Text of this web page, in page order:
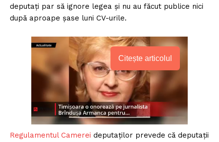
deputați par să ignore legea și nu au făcut publice nici
după aproape șase luni CV-urile.
Citește articolul
Regulamentul Camerei deputaților prevede că deputații